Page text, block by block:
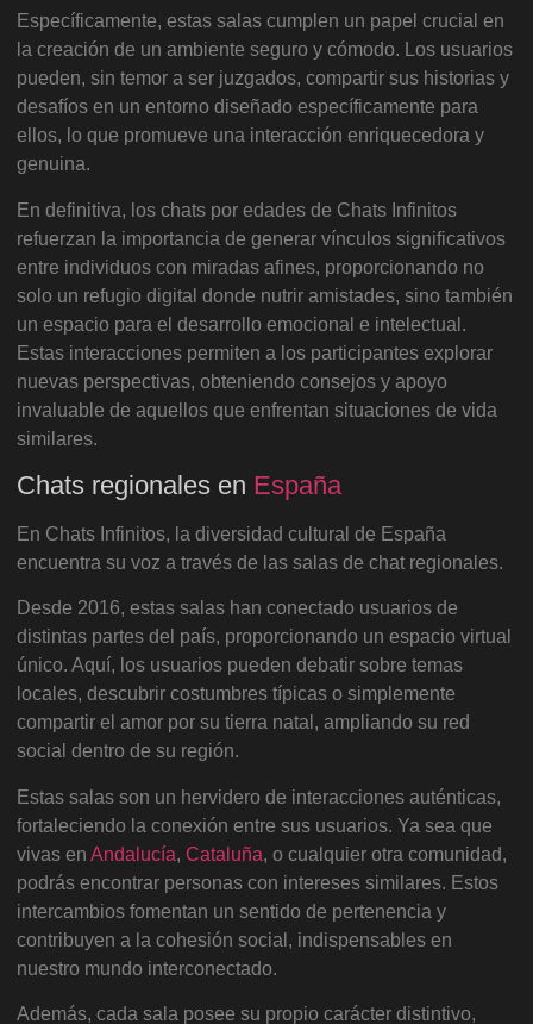
Específicamente, estas salas cumplen un papel crucial en
la creación de un ambiente seguro y cómodo. Los usuarios
pueden, sin temor a ser juzgados, compartir sus historias y
desafíos en un entorno diseñado específicamente para
ellos, lo que promueve una interacción enriquecedora y
genuina.
En definitiva, los chats por edades de Chats Infinitos
refuerzan la importancia de generar vínculos significativos
entre individuos con miradas afines, proporcionando no
solo un refugio digital donde nutrir amistades, sino también
un espacio para el desarrollo emocional e intelectual.
Estas interacciones permiten a los participantes explorar
nuevas perspectivas, obteniendo consejos y apoyo
invaluable de aquellos que enfrentan situaciones de vida
similares.
Chats regionales en España
En Chats Infinitos, la diversidad cultural de España
encuentra su voz a través de las salas de chat regionales.
Desde 2016, estas salas han conectado usuarios de
distintas partes del país, proporcionando un espacio virtual
único. Aquí, los usuarios pueden debatir sobre temas
locales, descubrir costumbres típicas o simplemente
compartir el amor por su tierra natal, ampliando su red
social dentro de su región.
Estas salas son un hervidero de interacciones auténticas,
fortaleciendo la conexión entre sus usuarios. Ya sea que
vivas en Andalucía, Cataluña, o cualquier otra comunidad,
podrás encontrar personas con intereses similares. Estos
intercambios fomentan un sentido de pertenencia y
contribuyen a la cohesión social, indispensables en
nuestro mundo interconectado.
Además, cada sala posee su propio carácter distintivo,